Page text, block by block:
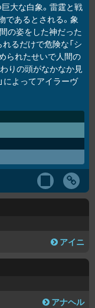
大な白象。雷霆と戦
物であるとされる。象
間の姿をした神だった
るだけで危険な「シ
られたせいで人間の
りの頭がなかなか見
」によってアイラーヴ
アイニ
アナヘル